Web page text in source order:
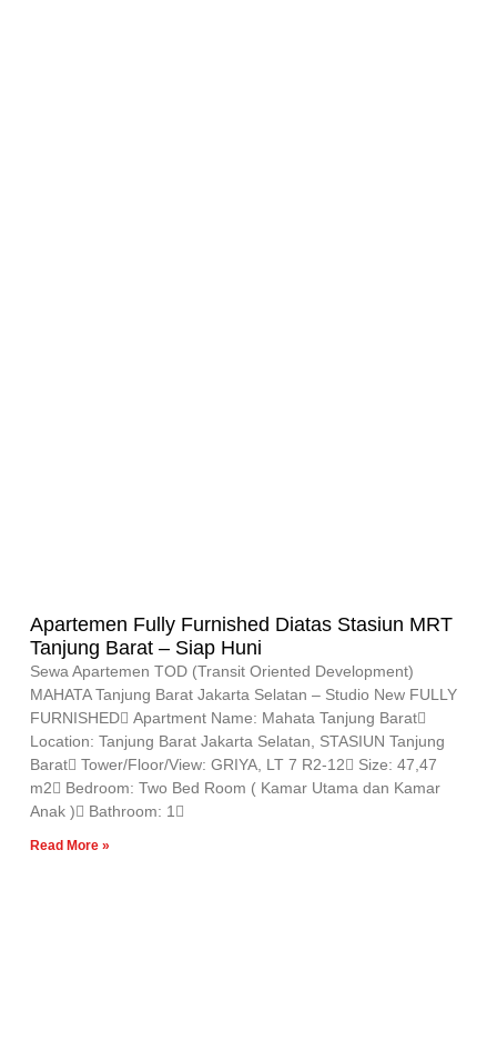
Apartemen Fully Furnished Diatas Stasiun MRT
Tanjung Barat – Siap Huni
Sewa Apartemen TOD (Transit Oriented Development)
MAHATA Tanjung Barat Jakarta Selatan – Studio New FULLY
FURNISHED Apartment Name: Mahata Tanjung Barat
Location: Tanjung Barat Jakarta Selatan, STASIUN Tanjung
Barat Tower/Floor/View: GRIYA, LT 7 R2-12 Size: 47,47
m2 Bedroom: Two Bed Room ( Kamar Utama dan Kamar
Anak ) Bathroom: 1
Read More »